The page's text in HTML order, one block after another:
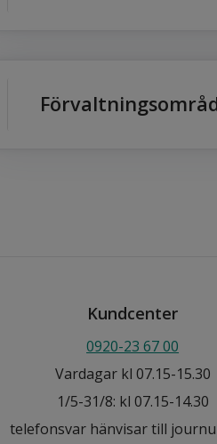
Kundcenter
0920-23 67 00
Vardagar kl 07.15-15.30
1/5-31/8: kl 07.15-14.30
telefonsvar hänvisar till